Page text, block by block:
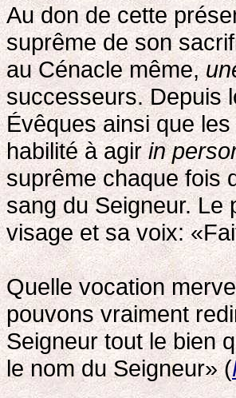
Au don de cette
suprême de son
au Cénacle même,
successeurs. Depuis
Évêques ainsi que
habilité à agirin
suprême chaque fois
sang du Seigneur. Le
visage et sa voix:
Quelle vocation
pouvons vraiment
Seigneur tout le bien
le nom du Seigneur» (